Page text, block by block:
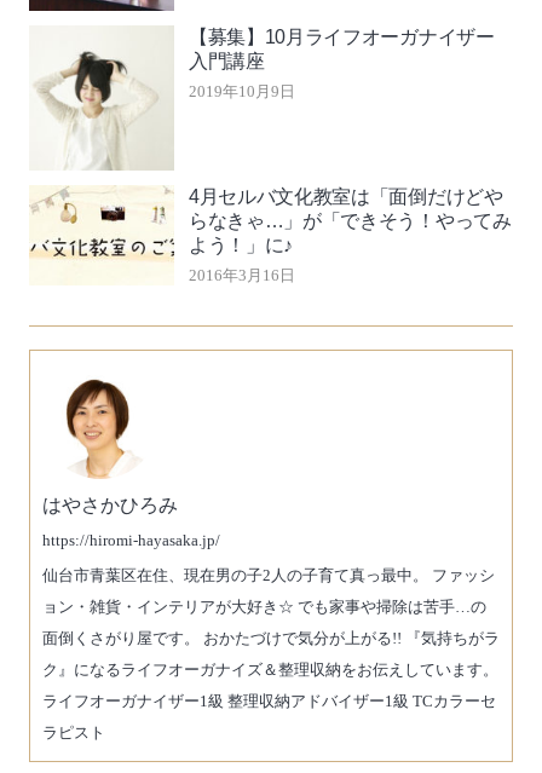
【募集】10月ライフオーガナイザー
入門講座
2019年10月9日
4月セルバ文化教室は「面倒だけどや
らなきゃ…」が「できそう！やってみ
よう！」に♪
2016年3月16日
はやさかひろみ
https://hiromi-hayasaka.jp/
仙台市青葉区在住、現在男の子2人の子育て真っ最中。 ファッシ
ョン・雑貨・インテリアが大好き☆ でも家事や掃除は苦手…の
面倒くさがり屋です。 おかたづけで気分が上がる!! 『気持ちがラ
ク』になるライフオーガナイズ＆整理収納をお伝えしています。
ライフオーガナイザー1級 整理収納アドバイザー1級 TCカラーセ
ラピスト